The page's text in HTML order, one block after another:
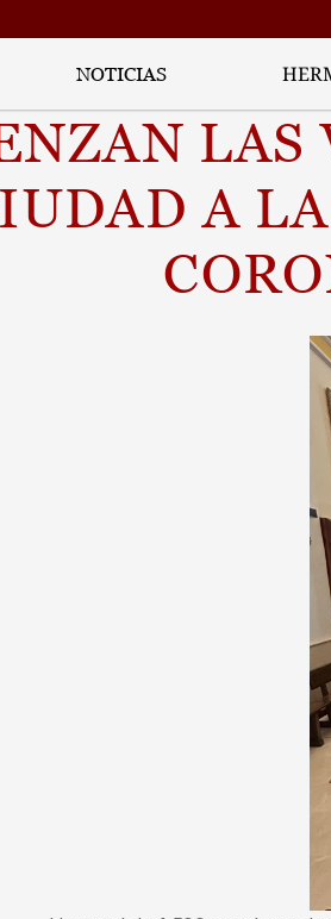
NOTICIAS
LAS
A